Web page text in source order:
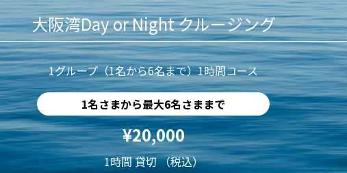
大阪湾Day or Night クルージング
1グループ（1名から6名まで）1時間コース
1名さまから最大6名さままで
¥20,000
1時間 貸切 （税込）